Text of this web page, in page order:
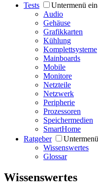
Tests
Untermenü
Audio
Gehäuse
Grafikkarten
Kühlung
Komplettsysteme
Mainboards
Mobile
Monitore
Netzteile
Netzwerk
Peripherie
Prozessoren
Speichermedien
SmartHome
Ratgeber
Wissenswertes
Glossar
Wissenswertes